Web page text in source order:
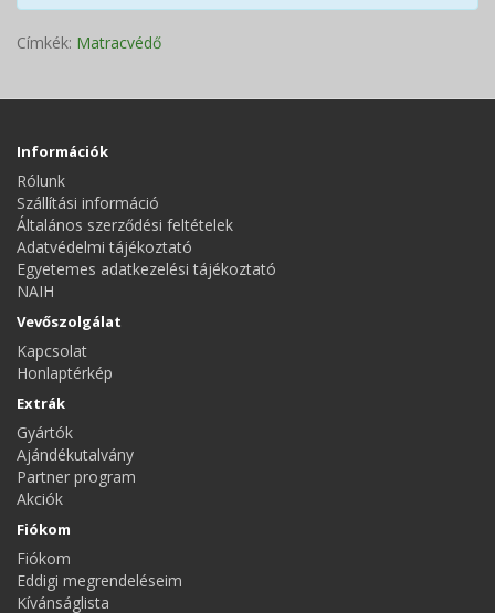
Címkék: Matracvédő
Információk
Rólunk
Szállítási információ
Általános szerződési feltételek
Adatvédelmi tájékoztató
Egyetemes adatkezelési tájékoztató
NAIH
Vevőszolgálat
Kapcsolat
Honlaptérkép
Extrák
Gyártók
Ajándékutalvány
Partner program
Akciók
Fiókom
Fiókom
Eddigi megrendeléseim
Kívánságlista